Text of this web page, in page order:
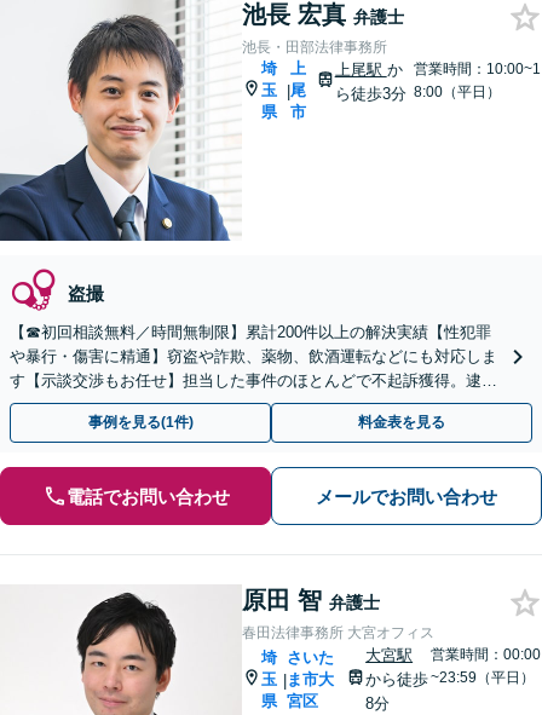
池長 宏真 弁護士
池長・田部法律事務所
埼
玉
県
|
上
尾
市
上尾駅 か
ら徒歩3分
営業時間：10:00~1
8:00（平日）
盗撮
【☎︎初回相談無料／時間無制限】累計200件以上の解決実績【性犯罪
や暴行・傷害に精通】窃盗や詐欺、薬物、飲酒運転などにも対応しま
す【示談交渉もお任せ】担当した事件のほとんどで不起訴獲得。逮捕
前のご相談も可能【土日・夜間相談可】【上尾駅3分】
事例を見る(1件) 料金表を見る
電話でお問い合わせ メールでお問い合わせ
原田 智 弁護士
春田法律事務所 大宮オフィス
埼
玉
県
|
さいた
ま市大
宮区
大宮駅
から徒歩
8分
営業時間：00:00
~23:59（平日）